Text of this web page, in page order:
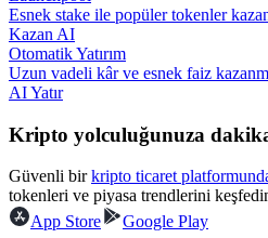
Nasıl kârlı kalabileceğinizi
Kazan
Esnek stake ile popüler tokenler
Kazan AI
Otomatik Yatırım
Uzun vadeli kâr ve esnek faiz
AI Yatır
Kripto yolculuğunuza
Güvenli birkripto ticaret
tokenleri ve piyasa trendlerini
App Store
Google Play